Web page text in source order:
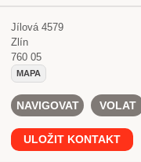
Jílová 4579
Zlín
760 05
MAPA
NAVIGOVAT VOLAT
ULOŽIT KONTAKT